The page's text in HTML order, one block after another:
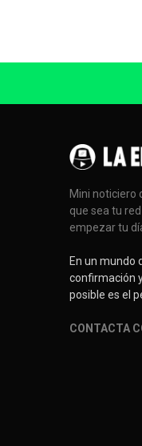
Mini noticiero
que sea tu
empezar tu
En un mundo
confirmación
posible es el
CONTACTA